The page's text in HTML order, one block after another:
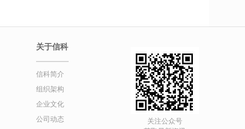
关于信科
信科简介
组织架构
企业文化
公司动态
关注公众号